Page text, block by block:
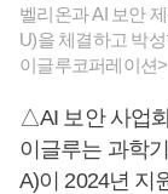
벨리온과 AI 보안
U)을 체결하고 박
이글루코퍼레이션>
△AI 보안 사업
이글루는 과학
A)이 2024년 지